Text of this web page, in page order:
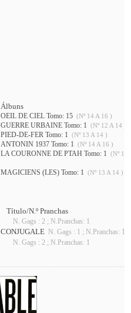
Álbuns
OEIL DE CIEL Tomo: 15 (Nº 14 A 16 )
GUERRE URBAINE Tomo: 1 (Nº 12 A 14 )
PIED-DE-FER Tomo: 1 (Nº 13 A 14 )
ANTONIN 1937 Tomo: 1 (Nº 14 A 16 )
LA COURONNE DE PTAH Tomo: 1 (Nº 14
MAGICIENS (LES) Tomo: 1 (Nº 13 A 14 )
Título/N.º Pranchas
N. Gags : 2 ; N.Pranchas: 1
CONJUGALE N. Gags : 1 ; N.Pranchas: 1
N. Gags : 2 ; N.Pranchas: 1